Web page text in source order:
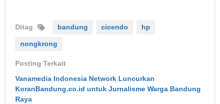
Ditag bandung cicendo hp
nongkrong
Posting Terkait
Vanamedia Indonesia Network Luncurkan
KoranBandung.co.id untuk Jurnalisme Warga Bandung
Raya